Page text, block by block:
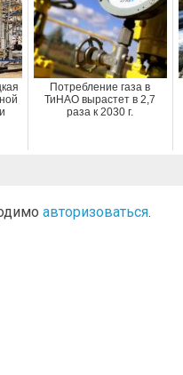
Потребление газа в
ТиНАО вырастет в 2,7
раза к 2030 г.
авторизоваться.